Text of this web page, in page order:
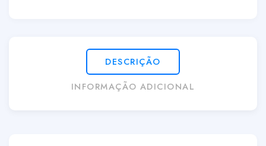
DESCRIÇÃO
INFORMAÇÃO ADICIONAL